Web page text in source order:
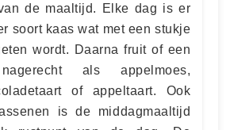
de maaltijd. Elke dag is er
soort kaas wat met een stukje
wordt. Daarna fruit of een
als appelmoes,
of appeltaart. Ook
is de middagmaaltijd